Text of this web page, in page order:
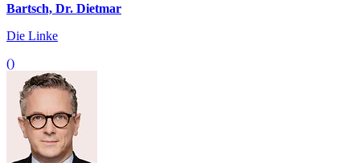
Bartsch, Dr. Dietmar
Die Linke
()